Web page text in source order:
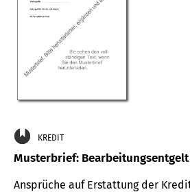
KREDIT
Musterbrief:
Ansprüche auf Erstattung der